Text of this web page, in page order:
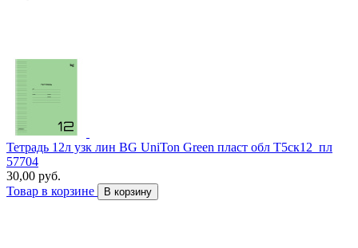
Тетрадь 12л узк лин BG UniTon Green пласт обл Т5ск12_пл
57704
30,00 руб.
Товар в корзине
В корзину